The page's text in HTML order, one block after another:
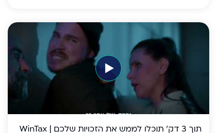
תוך 3 דק׳ תוכלו לממש את הזכויות שלכם | WinTax